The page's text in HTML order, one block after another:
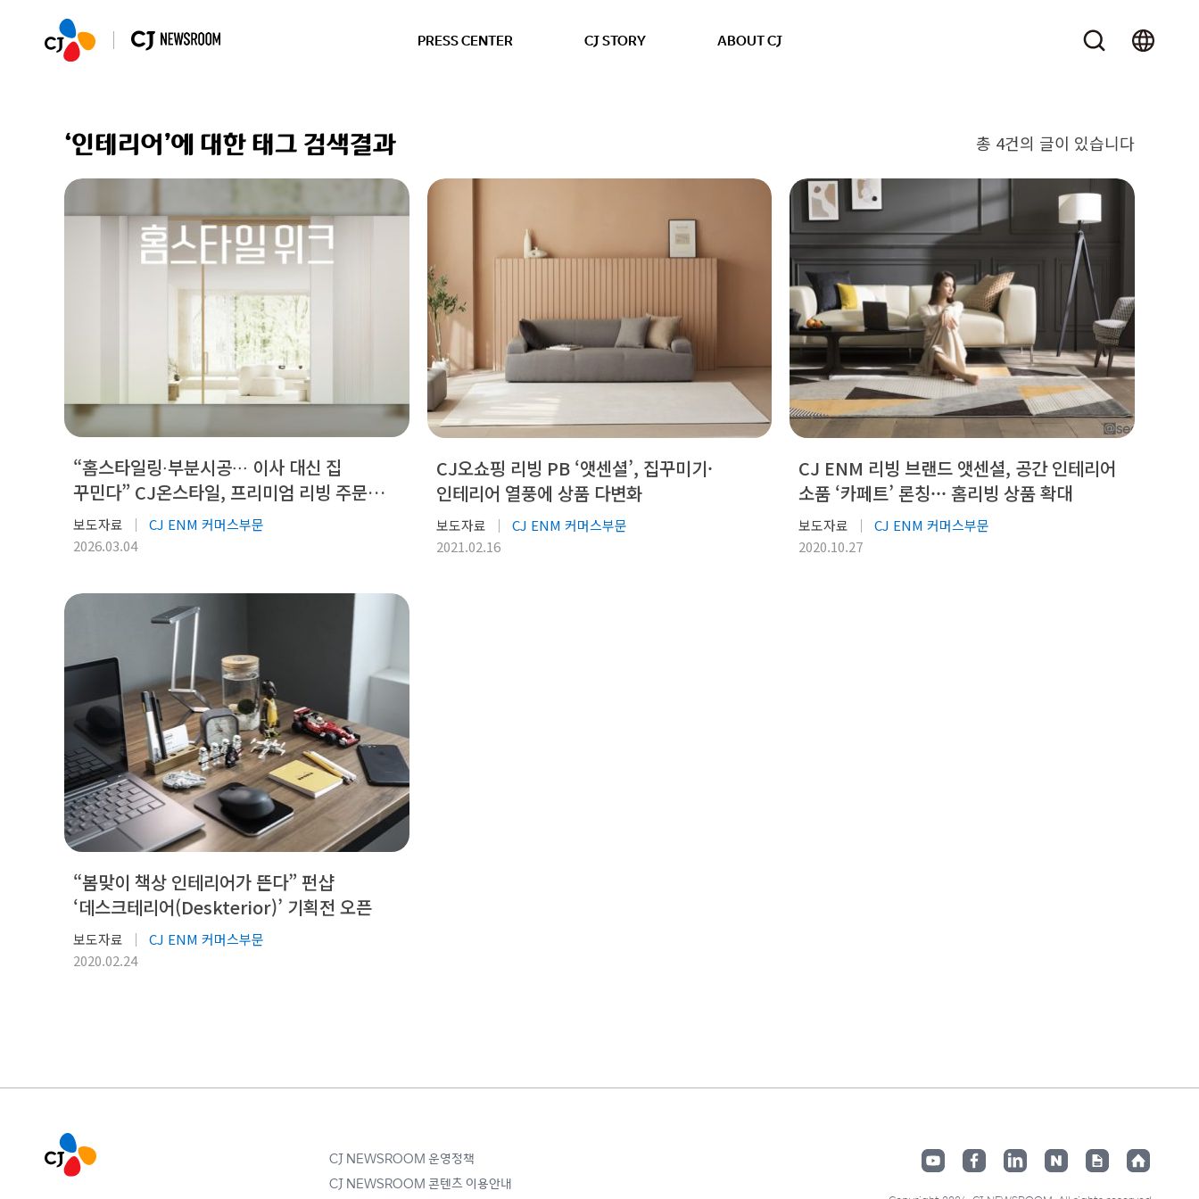
PRESS CENTER CJ STORY ABOUT CJ
‘인테리어’에 대한 태그 검색결과 총 4건의 글이 있습니다
“홈스타일링∙부분시공∙∙∙ 이사 대신 집
꾸민다” CJ온스타일, 프리미엄 리빙 주문액
59%↑ ‘홈스타일위크’...
보도자료
CJ ENM 커머스부문
2026.03.04
CJ오쇼핑 리빙 PB ‘앳센셜’, 집꾸미기·
인테리어 열풍에 상품 다변화
보도자료
CJ ENM 커머스부문
2021.02.16
CJ ENM 리빙 브랜드 앳센셜, 공간 인테리어
소품 ‘카페트’ 론칭··· 홈리빙 상품 확대
보도자료
CJ ENM 커머스부문
2020.10.27
“봄맞이 책상 인테리어가 뜬다” 펀샵
‘데스크테리어(Deskterior)’ 기획전 오픈
보도자료
CJ ENM 커머스부문
2020.02.24
CJ NEWSROOM 운영정책
CJ NEWSROOM 콘텐츠 이용안내